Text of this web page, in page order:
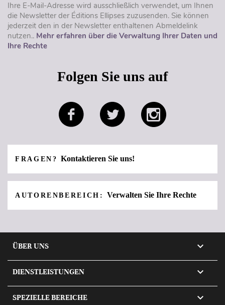
Ihre E-Mail-Adresse wird ausschließlich verwendet, um Ihnen
die Newsletter der Éditions Ellipses zuzusenden. Sie können
jederzeit den in der Newsletter enthaltenen Abmeldelink
nutzen.. Mehr erfahren über die Verwaltung Ihrer Daten und
Ihre Rechte
Folgen Sie uns auf
FRAGEN?Kontaktieren Sie uns!
AUTORENBEREICH: Verwalten Sie Ihre Rechte
ÜBER UNS 
DIENSTLEISTUNGEN 
SPEZIELLE BEREICHE 